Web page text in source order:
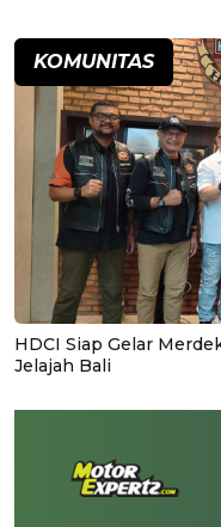
KOMUNITAS
HDCI Siap Gelar
Jelajah Bali